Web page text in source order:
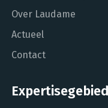
Over Laudame
Actueel
Contact